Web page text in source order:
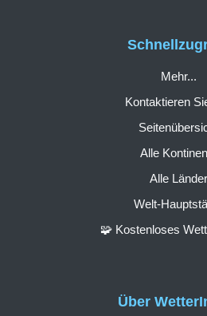
Über
Mehr...
Kontaktieren
Alle
Alle Länder
Welt-
🧩 Kostenloses